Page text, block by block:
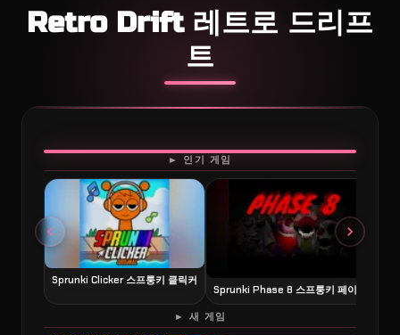
Fiddlebops 모드
Incredibox 모드
Sprunki 모드
Retro Drift 레트로 드리프
트
► 인기 게임
Sprunki Clicker 스프룽키 클릭커
Sprunki Phase 8 스프룽키 페이즈 8
플레이
► 새 게임